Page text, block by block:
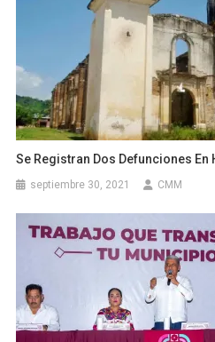
Se Registran Dos Defunciones En
septiembre 30, 2021 CMM